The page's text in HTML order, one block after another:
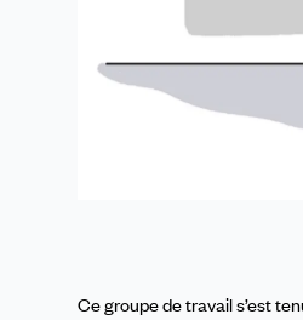
Ce groupe de travail s’est